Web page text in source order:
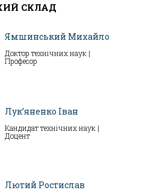
СКЛАД
Ямшинський Михайло
Доктор технічних наук |
Професор
Лук’яненко Іван
Кандидат технічних наук |
Доцент
Лютий Ростислав